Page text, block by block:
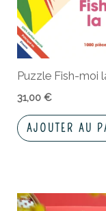
Puzzle Fish-moi
31,00€
AJOUTER AU